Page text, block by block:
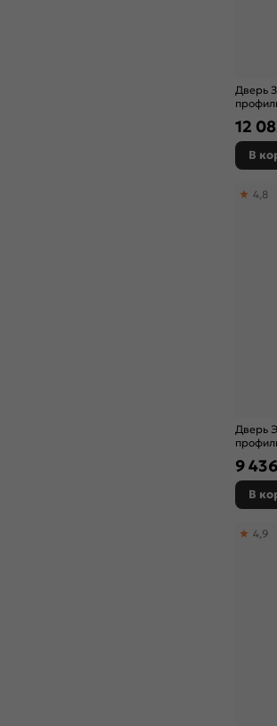
Дверь
12
В
Дверь
4,8
9 436
В
4,9